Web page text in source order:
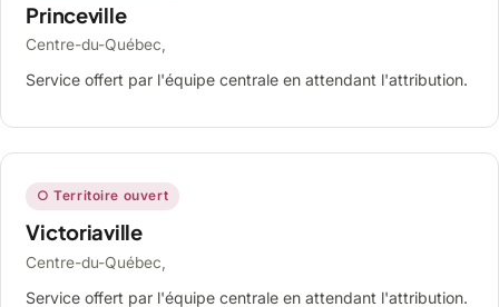
Princeville
Centre-du-Québec,
Service offert par l'équipe centrale en attendant l'attribution.
○ Territoire ouvert
Victoriaville
Centre-du-Québec,
Service offert par l'équipe centrale en attendant l'attribution.